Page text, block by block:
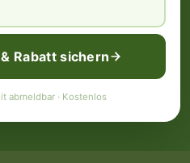
Rabatt sichern
abmeldbar · Kostenlos